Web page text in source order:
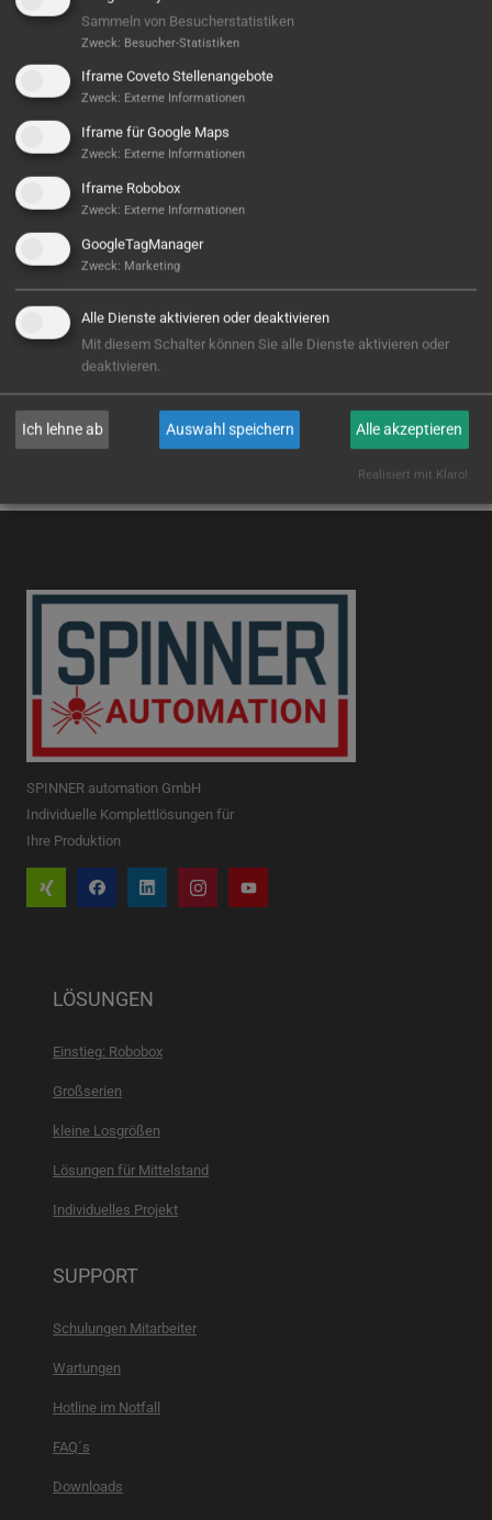
Ersatzteilproduktion in Großserie
ANFORDERUNG:
WEITERLESEN
SPINNER automation GmbH
Individuelle Komplettlösungen für
Ihre Produktion
LÖSUNGEN
Einstieg: Robobox
Großserien
kleine Losgrößen
Lösungen für Mittelstand
Individuelles Projekt
SUPPORT
Schulungen Mitarbeiter
Wartungen
Hotline im Notfall
FAQ´s
Downloads
Sammeln von Besucherstatistiken
Zweck: Besucher-Statistiken
Iframe Coveto Stellenangebote
Zweck: Externe Informationen
Iframe für Google Maps
Zweck: Externe Informationen
Iframe Robobox
Zweck: Externe Informationen
GoogleTagManager
Zweck: Marketing
Alle Dienste aktivieren oder deaktivieren
Mit diesem Schalter können Sie alle Dienste aktivieren oder
deaktivieren.
Ich lehne ab Auswahl speichern Alle akzeptieren
Realisiert mit Klaro!